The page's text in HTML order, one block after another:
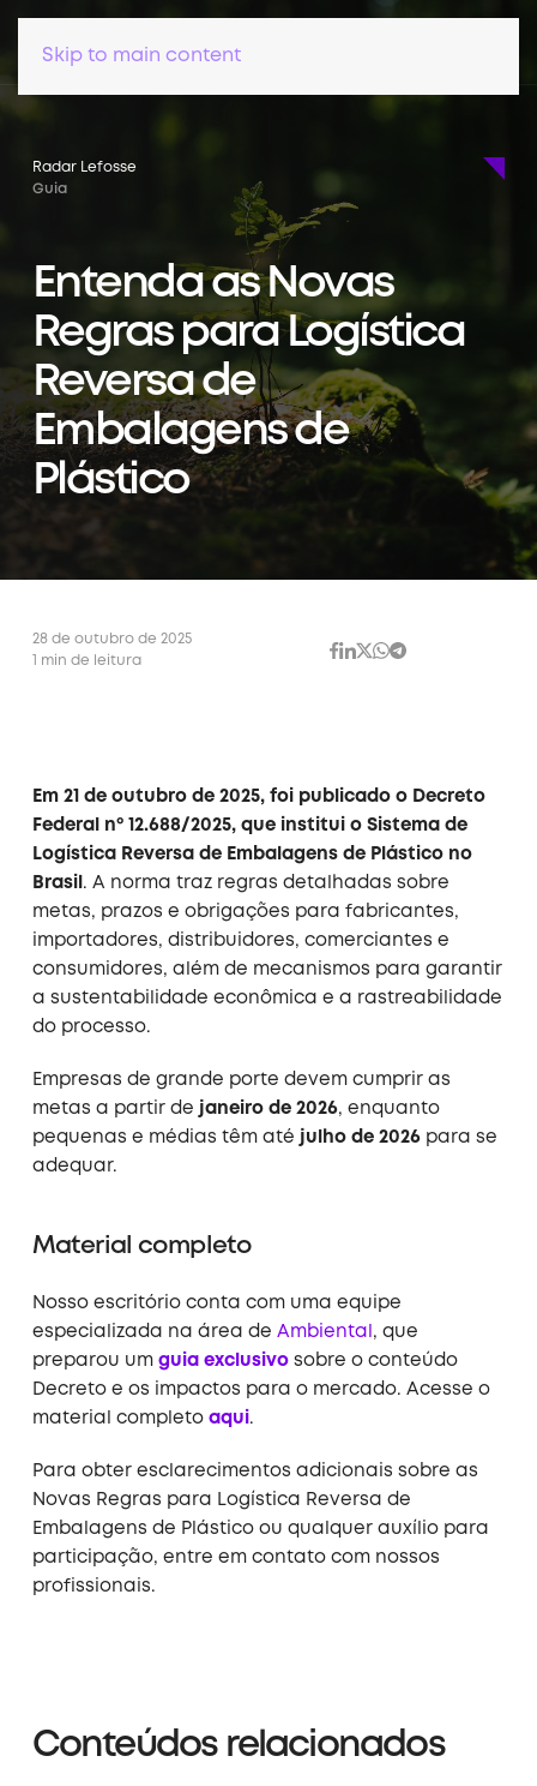
Skip to main content
Radar Lefosse
Guia
Entenda as Novas
Regras para Logística
Reversa de
Embalagens de
Plástico
28 de outubro de 2025
1 min de leitura
Em 21 de outubro de 2025, foi publicado o Decreto
Federal nº 12.688/2025, que institui o Sistema de
Logística Reversa de Embalagens de Plástico no
Brasil . A norma traz regras detalhadas sobre
metas, prazos e obrigações para fabricantes,
importadores, distribuidores, comerciantes e
consumidores, além de mecanismos para garantir
a sustentabilidade econômica e a rastreabilidade
do processo.
Empresas de grande porte devem cumprir as
metas a partir de
janeiro de 2026, enquanto
pequenas e médias têm até
julho de 2026para se
adequar.
Material completo
Nosso escritório conta com uma equipe
especializada na área de Ambiental , que
preparou um guia exclusivosobre o conteúdo
Decreto e os impactos para o mercado. Acesse o
material completo aqui .
Para obter esclarecimentos adicionais sobre as
Novas Regras para Logística Reversa de
Embalagens de Plástico ou qualquer auxílio para
participação, entre em contato com nossos
profissionais.
Conteúdos relacionados